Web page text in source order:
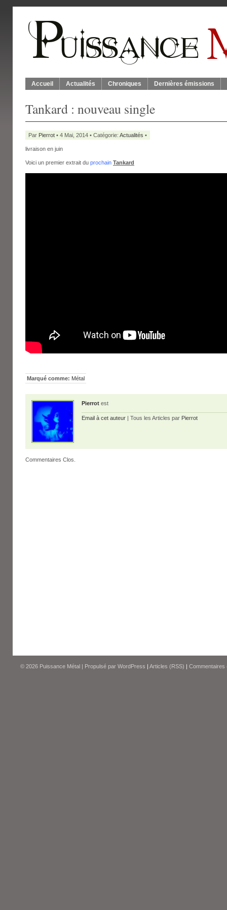
Accueil Actualités Chroniques Dernières émissions
Tankard : nouveau single
Par Pierrot • 4 Mai, 2014 • Catégorie: Actualités •
livraison en juin
Voici un premier extrait du prochain Tankard
Marqué comme: Métal
Pierrot est
Email à cet auteur | Tous les Articles par Pierrot
Commentaires Clos.
© 2026 Puissance Métal | Propulsé par WordPress | Articles (RSS) | Commentaires